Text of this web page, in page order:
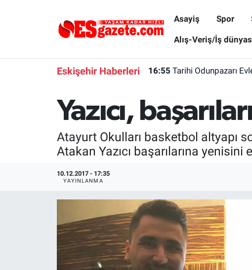
Asayiş Spor
Alış-Veriş/İş
Eskişehir Haberleri 16:55 Tarihi Odunpazarı
Yazıcı,
Atayurt Okulları basketbol altyapı
Atakan Yazıcı başarılarına
10.12.2017 - 17:35
YAYINLANMA
Türkiye
Alış-Veriş/İş dünyası
Eskişehirspor Arşivi
Eskişehir Arşivi
Eskişehir Nöbetçi Eczaneler
Süper Lig Puan Durumu ve Fikstür
Tüm Manşetler